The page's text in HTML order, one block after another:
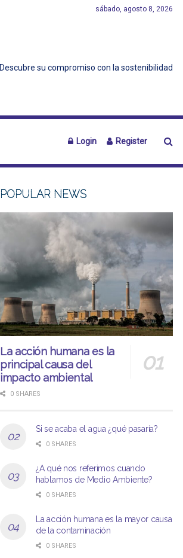
sábado, agosto 8, 2026
Login Register
POPULAR NEWS
La acción humana es la
principal causa del
impacto ambiental
0 SHARES
Si se acaba el agua ¿qué pasaría?
0 SHARES
¿A qué nos referimos cuando
hablamos de Medio Ambiente?
0 SHARES
La acción humana es la mayor causa
de la contaminación
0 SHARES